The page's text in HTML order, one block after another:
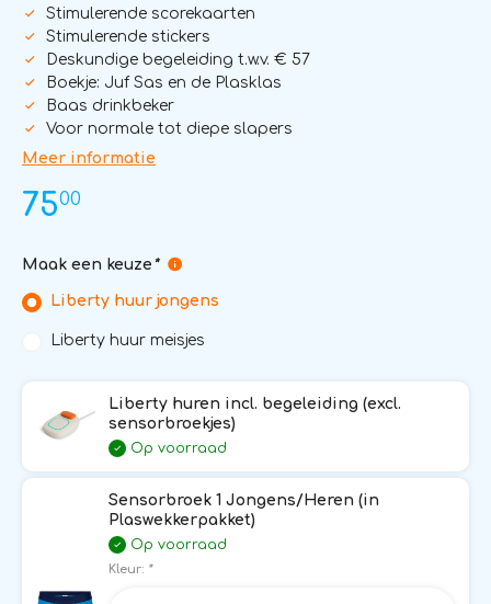
Stimulerende scorekaarten
Stimulerende stickers
Deskundige begeleiding t.w.v. € 57
Boekje: Juf Sas en de Plasklas
Baas drinkbeker
Voor normale tot diepe slapers
Meer informatie
7500
Maak een keuze *
Liberty huur jongens
Liberty huur meisjes
Liberty huren incl. begeleiding (excl.
sensorbroekjes)
Op voorraad
Sensorbroek 1 Jongens/Heren (in
Plaswekkerpakket)
Op voorraad
Kleur: *